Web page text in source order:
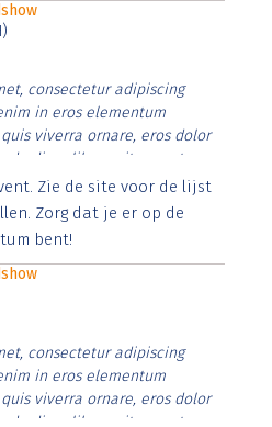
consectetur adipiscing
in eros elementum
viverra ornare, eros dolor
diam libero vitae erat.
cursus id rutrum lorem
risus tristique posuere.
Zie de site voor de lijst
Zorg dat je er op de
bent!
consectetur adipiscing
in eros elementum
viverra ornare, eros dolor
diam libero vitae erat.